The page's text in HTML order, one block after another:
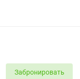
Забронировать